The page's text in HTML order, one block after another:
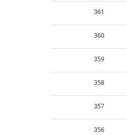
361
360
359
358
357
356